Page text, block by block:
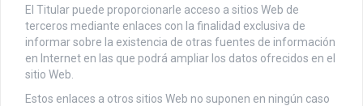
El Titular puede proporcionarle acceso a sitios Web de
terceros mediante enlaces con la finalidad exclusiva de
informar sobre la existencia de otras fuentes de información
en Internet en las que podrá ampliar los datos ofrecidos en el
sitio Web.
Estos enlaces a otros sitios Web no suponen en ningún caso